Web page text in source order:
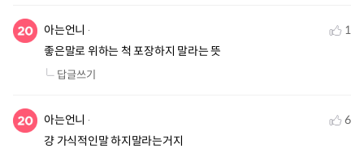
아는언니
1
좋은말로 위하는 척 포장하지 말라는 뜻
답글쓰기
아는언니
6
걍 가식적인말 하지말라는거지